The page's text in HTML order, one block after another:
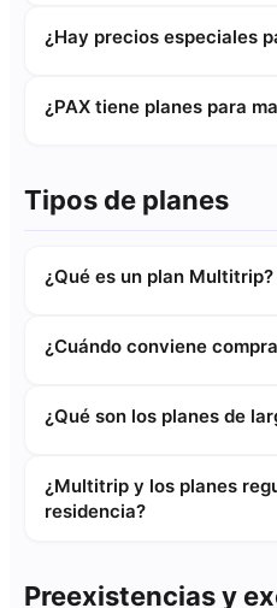
¿Hay precios especiales
¿PAX tiene planes para
Tipos de planes
¿Qué es un plan Multitrip?
¿Cuándo conviene
¿Qué son los planes de
¿Multitrip y los planes
residencia?
Preexistencias y